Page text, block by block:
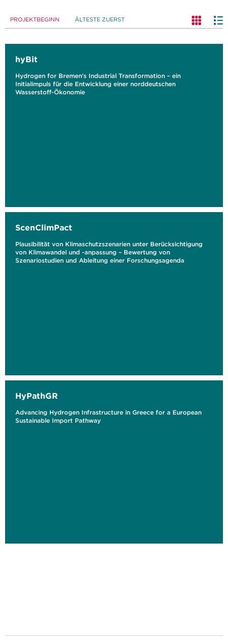
PROJEKTBEGINN ÄLTESTE ZUERST
hyBit
Hydrogen for Bremen's Industrial Transformation – ein
Initialimpuls für die Entwicklung einer norddeutschen
Wasserstoff-Ökonomie
ScenClimPact
Plausibilität von Klimaschutzszenarien unter Berücksichtigung
von Klimawandel und -anpassung – Bewertung von
Szenariostudien und Ableitung einer Forschungsagenda
HyPathGR
Advancing Hydrogen Infrastructure in Greece for a European
Sustainable Import Pathway